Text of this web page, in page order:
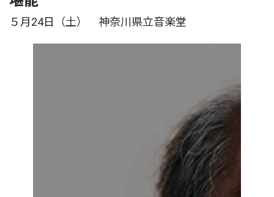
５月24日（土） 神奈川県立音楽堂